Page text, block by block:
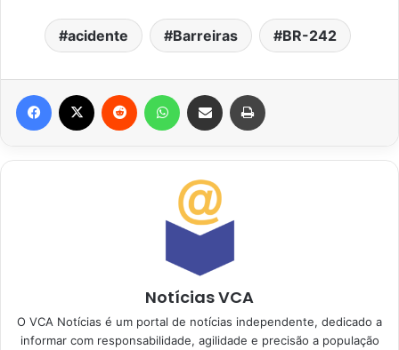
acidente Barreiras BR-242
Facebook Reddit WhatsAppCompartilhar via e-mail
Notícias VCA
O VCA Notícias é um portal de notícias independente, dedicado a
informar com responsabilidade, agilidade e precisão a população